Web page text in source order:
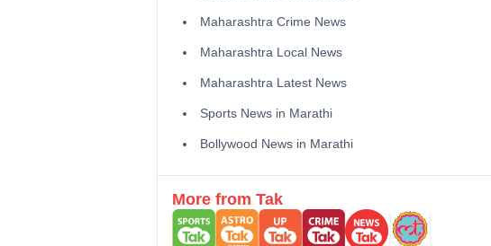
Maharashtra Crime News
Maharashtra Local News
Maharashtra Latest News
Sports News in Marathi
Bollywood News in Marathi
More from Tak